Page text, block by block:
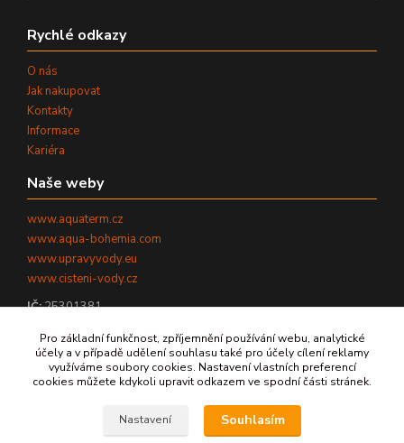
Rychlé odkazy
O nás
Jak nakupovat
Kontakty
Informace
Kariéra
Naše weby
www.aquaterm.cz
www.aqua-bohemia.com
www.upravyvody.eu
www.cisteni-vody.cz
IČ:25301381
AQUATERM, s.r.o. - Všechna práva vyhrazena.
Pro základní funkčnost, zpříjemnění používání webu, analytické
účely a v případě udělení souhlasu také pro účely cílení reklamy
využíváme soubory cookies. Nastavení vlastních preferencí
cookies můžete kdykoli upravit odkazem ve spodní části stránek.
Nastavení Souhlasím